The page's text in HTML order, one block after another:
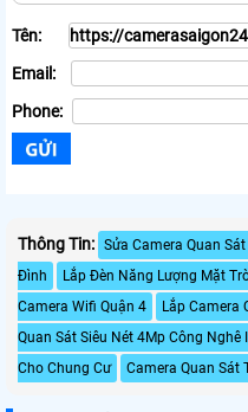
Tên:
Email:
Phone:
Thông Tin: Sửa Camera Quan
Đình
Lắp Đèn Năng Lượng Mặt
Camera Wifi Quận 4
Lắp Camera
Quan Sát Siêu Nét 4Mp Công Nghê
Cho Chung Cư
Camera Quan Sát